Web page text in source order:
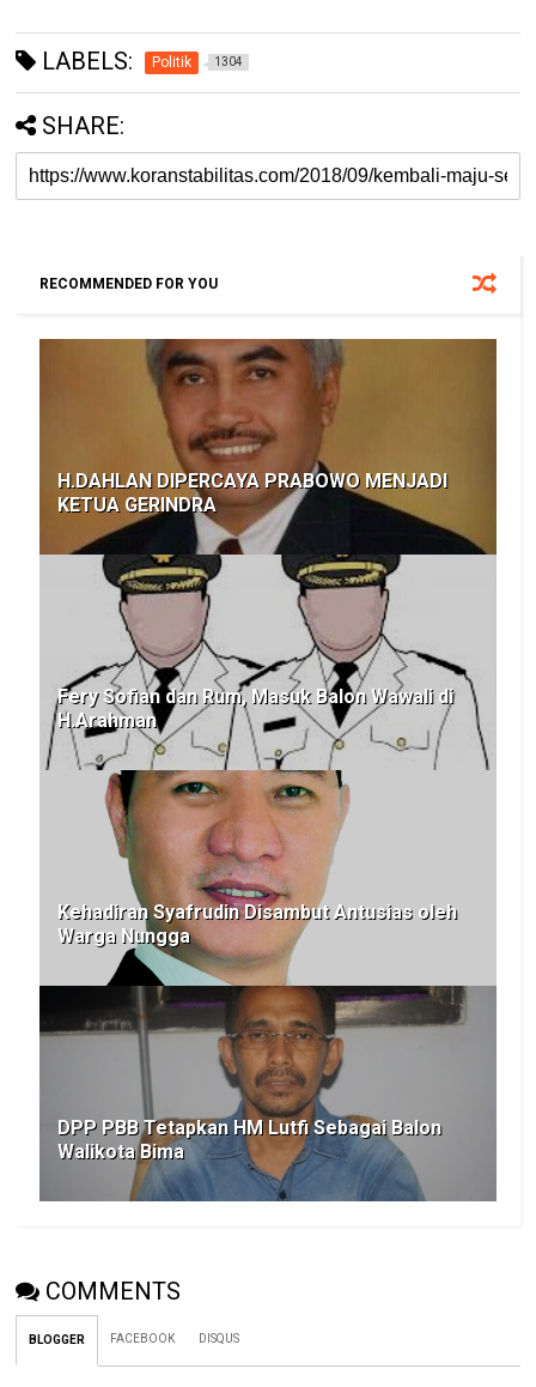
LABELS: Politik 1304
SHARE:
RECOMMENDED FOR YOU
H.DAHLAN DIPERCAYA PRABOWO MENJADI
KETUA GERINDRA
Fery Sofian dan Rum, Masuk Balon Wawali di
H.Arahman
Kehadiran Syafrudin Disambut Antusias oleh
Warga Nungga
DPP PBB Tetapkan HM Lutfi Sebagai Balon
Walikota Bima
COMMENTS
BLOGGER FACEBOOK DISQUS